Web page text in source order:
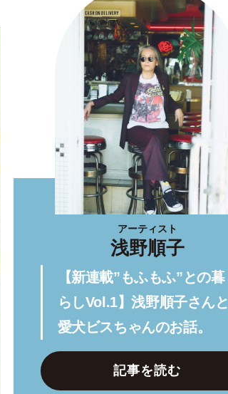
アーティスト
浅野順子
【新連載”もふもふ”との暮
らしVol.1】浅野順子さんと
愛犬ビスちゃんのお話。
記事を読む